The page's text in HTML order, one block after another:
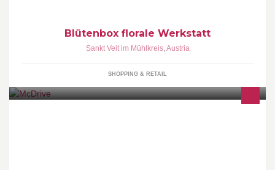
Blütenbox florale Werkstatt
Sankt Veit im Mühlkreis,Austria
SHOPPING & RETAIL